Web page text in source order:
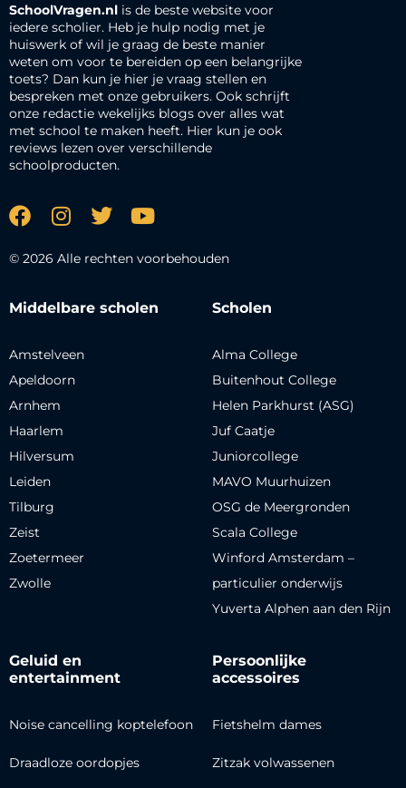
SchoolVragen.nl is de beste website voor
iedere scholier. Heb je hulp nodig met je
huiswerk of wil je graag de beste manier
weten om voor te bereiden op een belangrijke
toets? Dan kun je hier je vraag stellen en
bespreken met onze gebruikers. Ook schrijft
onze redactie wekelijks blogs over alles wat
met school te maken heeft. Hier kun je ook
reviews lezen over verschillende
schoolproducten.
© 2026 Alle rechten voorbehouden
Middelbare scholen
Amstelveen
Apeldoorn
Arnhem
Haarlem
Hilversum
Leiden
Tilburg
Zeist
Zoetermeer
Zwolle
Scholen
Alma College
Buitenhout College
Helen Parkhurst (ASG)
Juf Caatje
Juniorcollege
MAVO Muurhuizen
OSG de Meergronden
Scala College
Winford Amsterdam –
particulier onderwijs
Yuverta Alphen aan den Rijn
Geluid en
entertainment
Noise cancelling koptelefoon
Draadloze oordopjes
Persoonlijke
accessoires
Fietshelm dames
Zitzak volwassenen